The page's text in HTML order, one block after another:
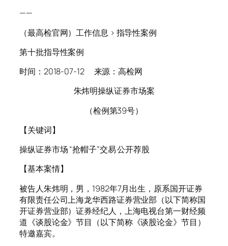
——
（最高检官网）工作信息 > 指导性案例
第十批指导性案例
时间：2018-07-12 来源：高检网
朱炜明操纵证券市场案
（检例第39号）
【关键词】
操纵证券市场 “抢帽子”交易 公开荐股
【基本案情】
被告人朱炜明，男，1982年7月出生，原系国开证券
有限责任公司上海龙华西路证券营业部（以下简称国
开证券营业部）证券经纪人，上海电视台第一财经频
道《谈股论金》节目（以下简称《谈股论金》节目）
特邀嘉宾。